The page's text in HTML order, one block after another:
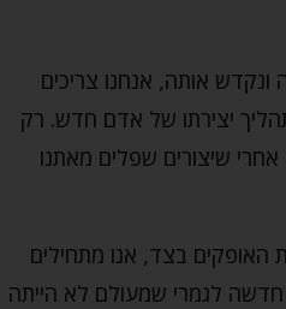
אותה, אנחנו צריכים
יצירתו של אדם חדש. רק
שיצורים שפלים מאתנו
האופקים בצד, אנו מתחילים
לגמרי שמעולם לא הייתה